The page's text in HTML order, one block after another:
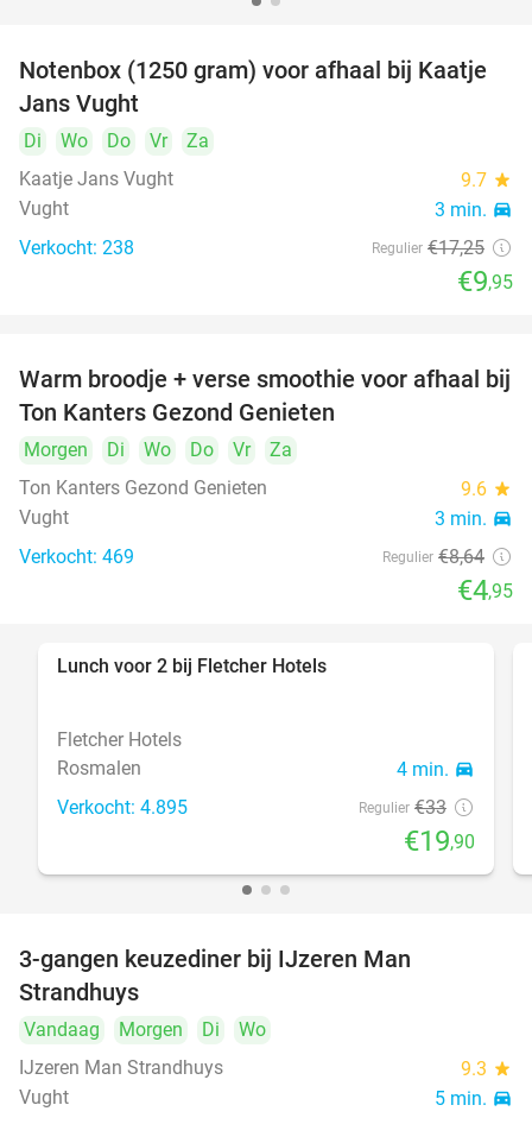
42%
Notenbox (1250 gram) voor afhaal bij Kaatje
Jans Vught
Di Wo Do Vr
Za
Kaatje Jans Vught
9.7 star
Vught 3 min. directions_car
Verkocht: 238 Regulier €17,25
€9,95
43%
Warm broodje + verse smoothie voor afhaal bij
Ton Kanters Gezond Genieten
Morgen Di Wo Do Vr
Za
Ton Kanters Gezond Genieten
9.6 star
Vught 3 min. directions_car
Verkocht: 469 Regulier €8,64
€4,95
Lunch voor 2 bij Fletcher Hotels
Fletcher Hotels
Rosmalen
4 min. directions_car
Verkocht: 4.895 Regulier €33
€19,90
3-gangen keuzediner bij IJzeren Man
Strandhuys
Vandaag Morgen Di
Wo
IJzeren Man Strandhuys
9.3 star
Vught 5 min. directions_car